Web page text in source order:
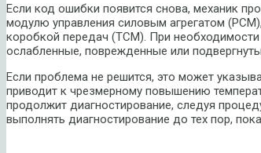
Если код ошибки появится снова, механик
модулю управления силовым агрегатом
коробкой передач (TCM). При
ослабленные, поврежденные или
Если проблема не решится, это может
приводит к чрезмерному повышению
продолжит диагностирование, следуя
выполнять диагностирование до тех пор,